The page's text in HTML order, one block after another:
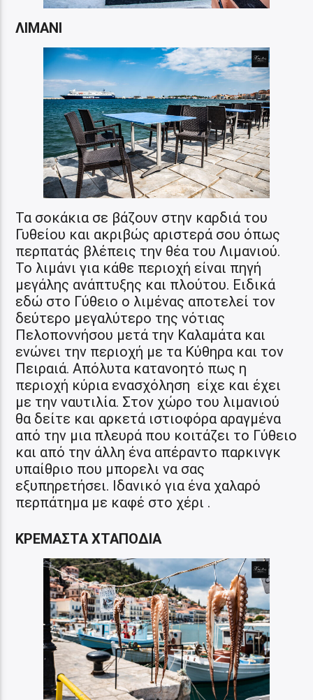
ΛΙΜΑΝΙ
Τα σοκάκια σε βάζουν στην καρδιά του
Γυθείου και ακριβώς αριστερά σου όπως
περπατάς βλέπεις την θέα του Λιμανιού.
Το λιμάνι για κάθε περιοχή είναι πηγή
μεγάλης ανάπτυξης και πλούτου. Ειδικά
εδώ στο Γύθειο ο λιμένας αποτελεί τον
δεύτερο μεγαλύτερο της νότιας
Πελοποννήσου μετά την Καλαμάτα και
ενώνει την περιοχή με τα Κύθηρα και τον
Πειραιά. Απόλυτα κατανοητό πως η
περιοχή κύρια ενασχόληση είχε και έχει
με την ναυτιλία. Στον χώρο του λιμανιού
θα δείτε και αρκετά ιστιοφόρα αραγμένα
από την μια πλευρά που κοιτάζει το Γύθειο
και από την άλλη ένα απέραντο παρκινγκ
υπαίθριο που μπορελι να σας
εξυπηρετήσει. Ιδανικό για ένα χαλαρό
περπάτημα με καφέ στο χέρι .
ΚΡΕΜΑΣΤΑ ΧΤΑΠΟΔΙΑ